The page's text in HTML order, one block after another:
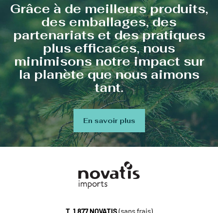
Grâce à de meilleurs produits,
des emballages, des
partenariats et des pratiques
plus efficaces, nous
minimisons notre impact sur
la planète que nous aimons
tant.
En savoir plus
T. 1.877.NOVATIS(sans frais)